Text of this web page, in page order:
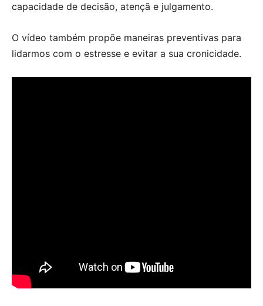
capacidade de decisão, atençã e julgamento.
O vídeo também propõe maneiras preventivas para
lidarmos com o estresse e evitar a sua cronicidade.